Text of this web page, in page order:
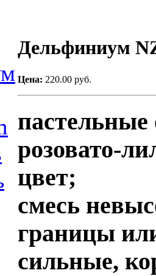
Дельфиниум
Цена: 220.00 руб.
розовато-
цвет;
смесь
границы
сильные,